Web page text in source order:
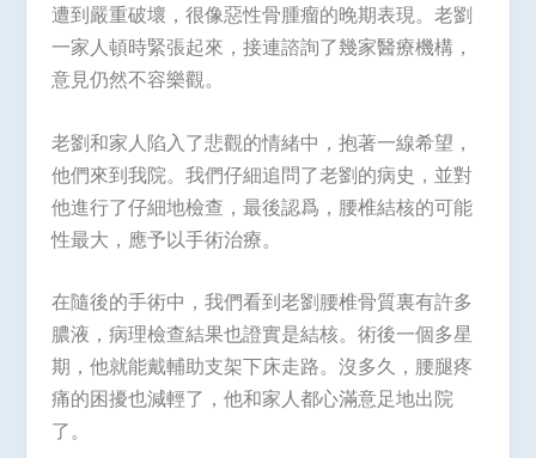
遭到嚴重破壞，很像惡性骨腫瘤的晚期表現。老劉
一家人頓時緊張起來，接連諮詢了幾家醫療機構，
意見仍然不容樂觀。
老劉和家人陷入了悲觀的情緒中，抱著一線希望，
他們來到我院。我們仔細追問了老劉的病史，並對
他進行了仔細地檢查，最後認爲，腰椎結核的可能
性最大，應予以手術治療。
在隨後的手術中，我們看到老劉腰椎骨質裏有許多
膿液，病理檢查結果也證實是結核。術後一個多星
期，他就能戴輔助支架下床走路。沒多久，腰腿疼
痛的困擾也減輕了，他和家人都心滿意足地出院
了。